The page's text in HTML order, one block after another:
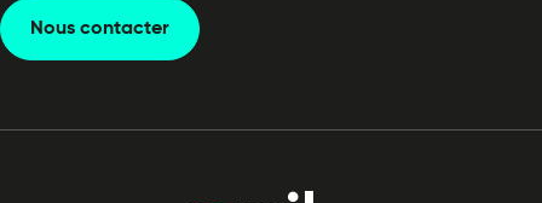
Nous contacter